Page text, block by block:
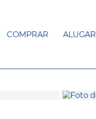
COMPRAR ALUGAR